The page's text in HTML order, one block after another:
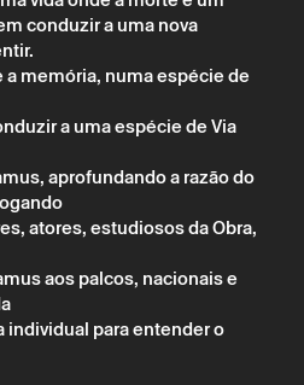
conduzir a uma nova
memória, numa espécie de
a uma espécie de Via
aprofundando a razão do
atores, estudiosos da Obra,
aos palcos, nacionais e
para entender o